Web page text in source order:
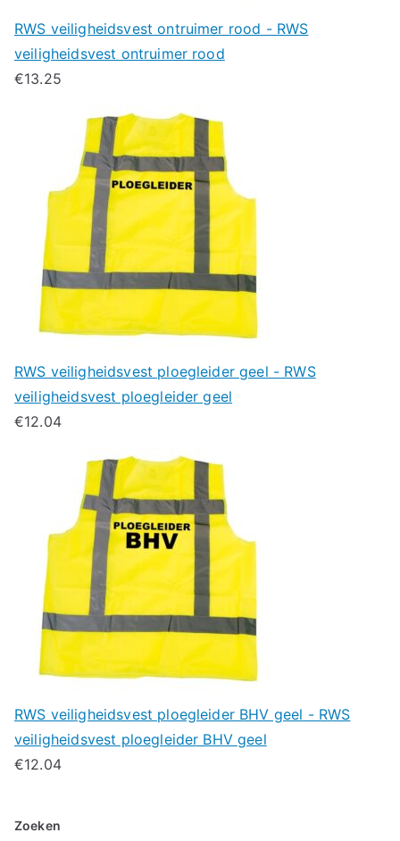
RWS veiligheidsvest ontruimer rood - RWS
veiligheidsvest ontruimer rood
€13.25
RWS veiligheidsvest ploegleider geel - RWS
veiligheidsvest ploegleider geel
€12.04
RWS veiligheidsvest ploegleider BHV geel - RWS
veiligheidsvest ploegleider BHV geel
€12.04
Zoeken